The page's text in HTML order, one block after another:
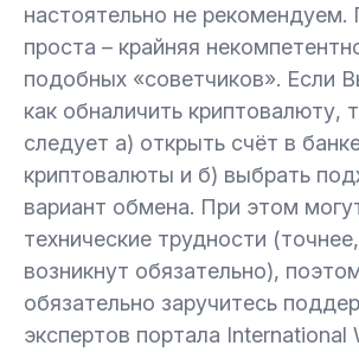
настоятельно не рекомендуем.
проста – крайняя
подобных «советчиков». Если
как обналичить криптовалюту,
следует а) открыть счёт в
криптовалюты и б) выбрать
вариант обмена. При этом
технические трудности
возникнут обязательно),
обязательно заручитесь
экспертов портала International